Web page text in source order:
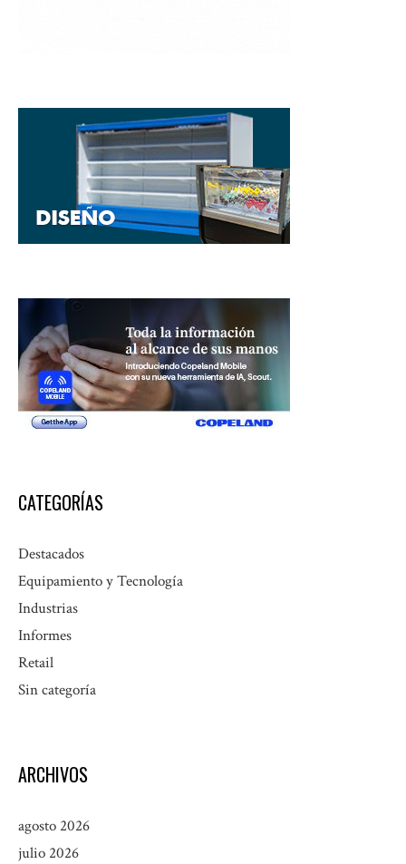
CATEGORÍAS
Destacados
Equipamiento y Tecnología
Industrias
Informes
Retail
Sin categoría
ARCHIVOS
agosto 2026
julio 2026